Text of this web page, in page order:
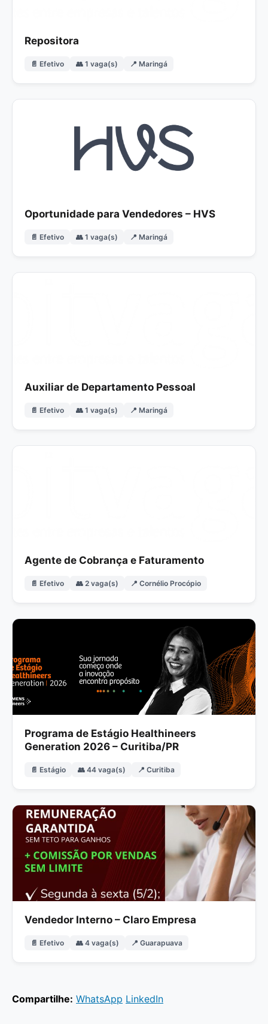
Repositora
📄 Efetivo 👥 1 vaga(s) 📍 Maringá
Oportunidade para Vendedores – HVS
📄 Efetivo 👥 1 vaga(s) 📍 Maringá
Auxiliar de Departamento Pessoal
📄 Efetivo 👥 1 vaga(s) 📍 Maringá
Agente de Cobrança e Faturamento
📄 Efetivo 👥 2 vaga(s) 📍 Cornélio Procópio
Programa de Estágio Healthineers
Generation 2026 – Curitiba/PR
📄 Estágio 👥 44 vaga(s) 📍 Curitiba
Vendedor Interno – Claro Empresa
📄 Efetivo 👥 4 vaga(s) 📍 Guarapuava
Compartilhe: WhatsApp LinkedIn